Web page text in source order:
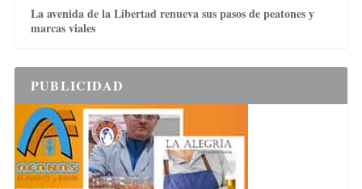
La avenida de la Libertad renueva sus pasos de peatones y
marcas viales
PUBLICIDAD